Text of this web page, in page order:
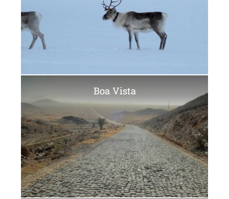
Boa Vista